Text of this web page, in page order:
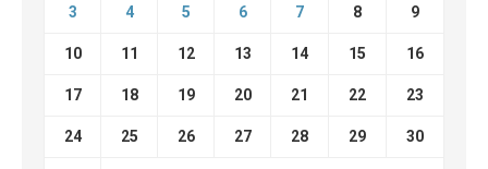
3 4 5 6 7 8 9
10 11 12 13 14 15 16
17 18 19 20 21 22 23
24 25 26 27 28 29 30